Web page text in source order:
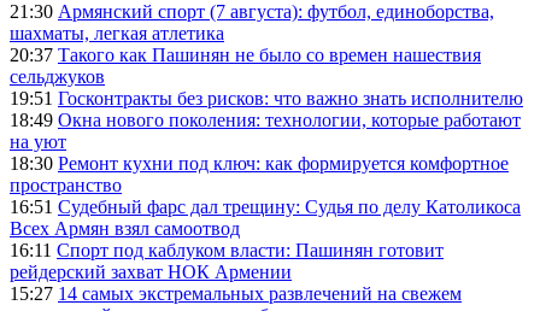
21:30 Армянский спорт (7 августа): футбол, единоборства,
шахматы, легкая атлетика
20:37 Такого как Пашинян не было со времен нашествия
сельджуков
19:51 Госконтракты без рисков: что важно знать исполнителю
18:49 Окна нового поколения: технологии, которые работают
на уют
18:30 Ремонт кухни под ключ: как формируется комфортное
пространство
16:51 Судебный фарс дал трещину: Судья по делу Католикоса
Всех Армян взял самоотвод
16:11 Спорт под каблуком власти: Пашинян готовит
рейдерский захват НОК Армении
15:27 14 самых экстремальных развлечений на свежем